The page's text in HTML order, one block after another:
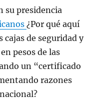
su presidencia
¿Por qué aquí
cajas de seguridad y
pesos de las
un “certificado
razones